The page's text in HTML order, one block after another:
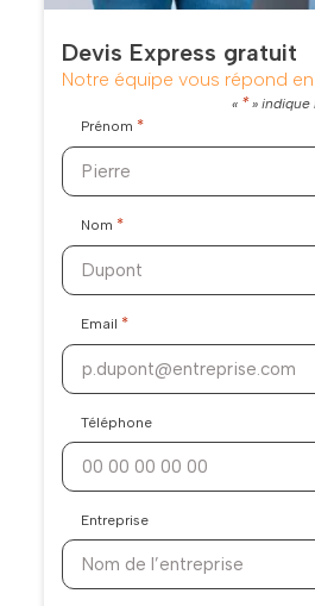
Devis Express gratuit
Notre équipe vous répond
« *» indique
Prénom *
Nom *
Email *
Téléphone
Entreprise